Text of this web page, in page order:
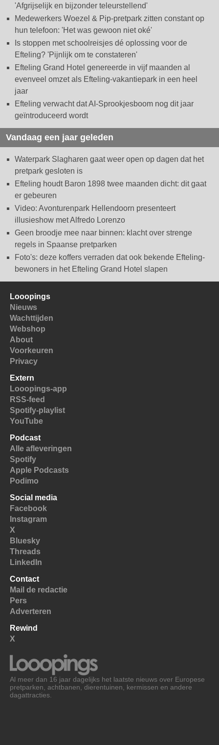
'Afgrijselijk en bijzonder teleurstellend'
Medewerkers Woezel & Pip-pretpark zitten constant op
hun telefoon: 'Het was gewoon niet oké'
Is stoppen met schoolreisjes dé oplossing voor de
Efteling? 'Pijnlijk om te constateren'
Efteling Grand Hotel genereerde in vijf maanden al
evenveel omzet als Efteling-vakantiepark in een heel
jaar
Efteling verwacht dat AI-Sprookjesboom nog dit jaar
geïntroduceerd wordt
Vandaag een jaar geleden
Waterpark Slagharen gaat weer open op dagen dat het
pretpark gesloten is
Efteling houdt Baron 1898 twee maanden dicht: dit gaat
er gebeuren
Video: Avonturenpark Hellendoorn presenteert
illusieshow met Alfredo Lorenzo
Geen broodje mee naar binnen: klacht over strenge
regels in Spaanse pretparken
Foto's: deze koffers verraden dat ook bekende Efteling-
bewoners in het Efteling Grand Hotel slapen
Looopings
Nieuws
Wachttijden
Webshop
About
Voorkeuren
Privacy
Extern
Looopings-app
RSS-feed
Spotify-playlist
YouTube
Podcast
Alle afleveringen
Spotify
Apple Podcasts
Podimo
Social media
Facebook
Instagram
X
Bluesky
Threads
LinkedIn
Contact
Mail de redactie
Pers
Adverteren
Rewind
X
Al meer dan 16 jaar dagelijks het laatste nieuws over Europese
pretparken, achtbanen, dierentuinen, kermissen en andere
dagattracties.